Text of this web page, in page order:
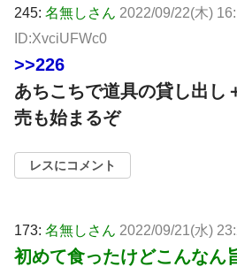
245: 名無しさん 2022/09/22(木)
ID:XvciUFWc0
>>226
あちこちで道具の貸し出し
売も始まるぞ
レスにコメント
173: 名無しさん 2022/09/21(水)
初めて食ったけどこんなん